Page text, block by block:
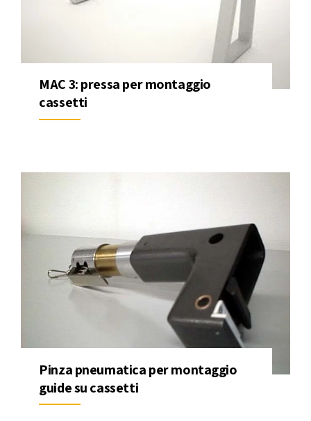
MAC 3: pressa per montaggio
cassetti
Pinza pneumatica per montaggio
guide su cassetti